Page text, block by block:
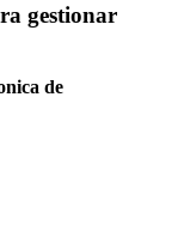
gestionar
de